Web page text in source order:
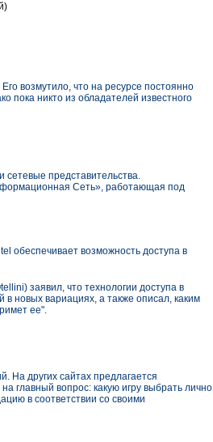
возмутило, что на ресурсе постоянно
пока никто из обладателей известного
сетевые представительства.
Сеть», работающая под
обеспечивает возможность доступа в
заявил, что технологии доступа в
в новых вариациях, а также описал, каким
ее".
На других сайтах предлагается
главный вопрос: какую игру выбрать лично
в соответствии со своими